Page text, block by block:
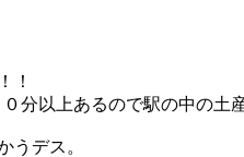
！
分以上あるので駅の中の土
うデス。